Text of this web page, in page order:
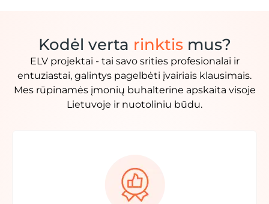
Kodėl verta rinktismus?
ELV projektai - tai savo srities profesionalai ir
entuziastai, galintys pagelbėti įvairiais klausimais.
Mes rūpinamės įmonių buhalterine apskaita visoje
Lietuvoje ir nuotoliniu būdu.